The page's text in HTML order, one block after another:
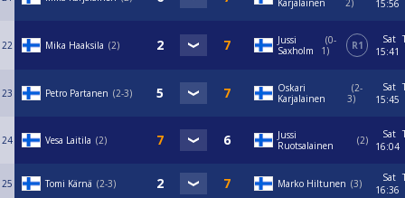
Karjalainen
2
15:56
22 Mika Haaksila 2
Jussi
Saxholm
0-
1
R1
Sat
15:41
23 Petro Partanen 2-3
Oskari
Karjalainen
2-
3
Sat
15:45
24 Vesa Laitila 2
Jussi
Ruotsalainen
2
Sat
16:04
25 Tomi Kärnä 2-3 Marko Hiltunen 3
Sat
16:36